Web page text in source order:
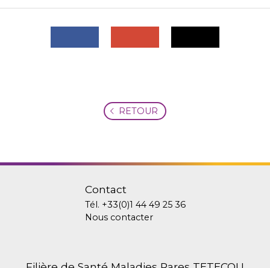
RETOUR
Contact
Tél. +33(0)1 44 49 25 36
Nous contacter